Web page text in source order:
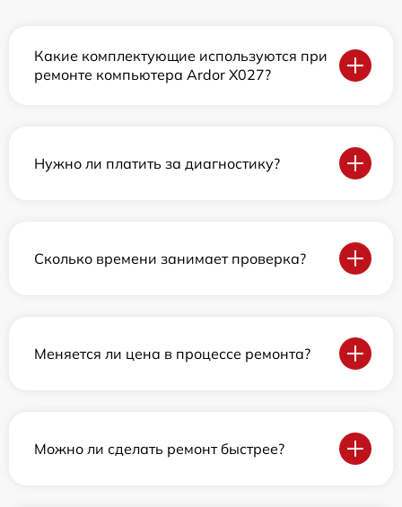
Какие комплектующие используются при
ремонте компьютера Ardor X027?
Нужно ли платить за диагностику?
Сколько времени занимает проверка?
Меняется ли цена в процессе ремонта?
Можно ли сделать ремонт быстрее?